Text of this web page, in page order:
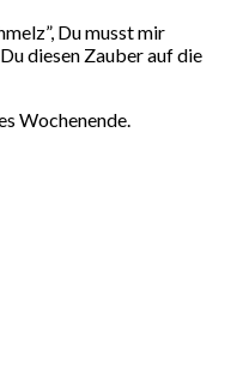
Du musst mir
diesen Zauber auf die
Wochenende.